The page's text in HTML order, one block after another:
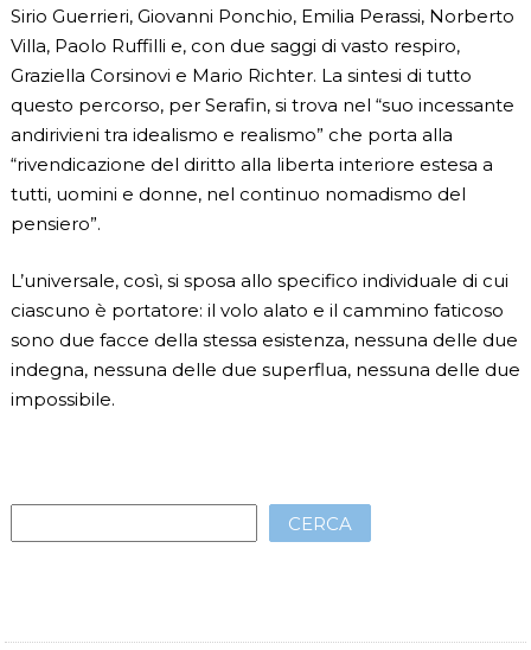
Sirio Guerrieri, Giovanni Ponchio, Emilia Perassi, Norberto
Villa, Paolo Ruffilli e, con due saggi di vasto respiro,
Graziella Corsinovi e Mario Richter. La sintesi di tutto
questo percorso, per Serafin, si trova nel “suo incessante
andirivieni tra idealismo e realismo” che porta alla
“rivendicazione del diritto alla liberta interiore estesa a
tutti, uomini e donne, nel continuo nomadismo del
pensiero”.
L’universale, così, si sposa allo specifico individuale di cui
ciascuno è portatore: il volo alato e il cammino faticoso
sono due facce della stessa esistenza, nessuna delle due
indegna, nessuna delle due superflua, nessuna delle due
impossibile.
CERCA